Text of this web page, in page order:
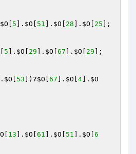
$O 5 ]. $O 51 ]. $O 28 ]. $O 25
5 ]. $O 29 ]. $O 67 ]. $O 29
]. $O 53 ])?$O 67 ]. $O 4 ]. $O
13 ]. $O 61 ]. $O 51 ]. $O 6